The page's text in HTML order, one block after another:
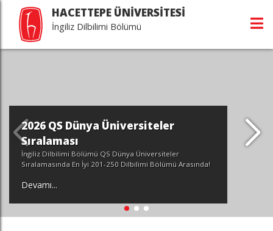
HACETTEPE ÜNİVERSİTESİ
İngiliz Dilbilimi Bölümü
2026 QS Dünya Üniversiteler
Sıralaması
İngiliz Dilbilimi Bölümü QS Dünya Üniversiteler
Sıralamasında En İyi 201-250 Dilbilimi Bölümü Arasında!
Devamı...